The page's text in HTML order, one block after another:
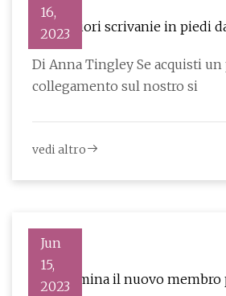
16,
2023
Le migliori scrivanie in piedi
Di Anna Tingley Se acquisti
collegamento sul nostro si
vedi altro
Jun
15,
2023
Ivey nomina il nuovo